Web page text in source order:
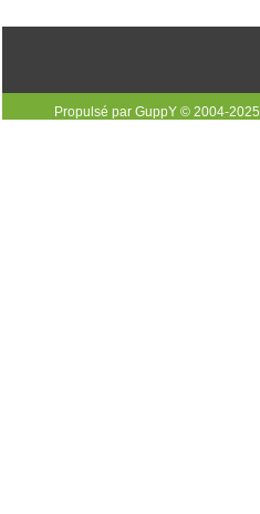
Propulsé par GuppY © 2004-2025